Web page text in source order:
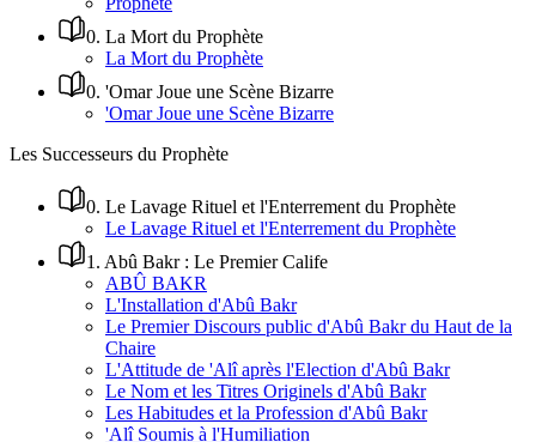
0. La Mort du Prophète
La Mort du Prophète
0. 'Omar Joue une Scène Bizarre
'Omar Joue une Scène Bizarre
Les Successeurs du Prophète
0. Le Lavage Rituel et l'Enterrement du Prophète
Le Lavage Rituel et l'Enterrement du Prophète
1 . Abû Bakr : Le Premier Calife
ABÛ BAKR
L'Installation d'Abû Bakr
Le Premier Discours public d'Abû Bakr du Haut de la
Chaire
L'Attitude de 'Alî après l'Election d'Abû Bakr
Le Nom et les Titres Originels d'Abû Bakr
Les Habitudes et la Profession d'Abû Bakr
'Alî Soumis à l'Humiliation